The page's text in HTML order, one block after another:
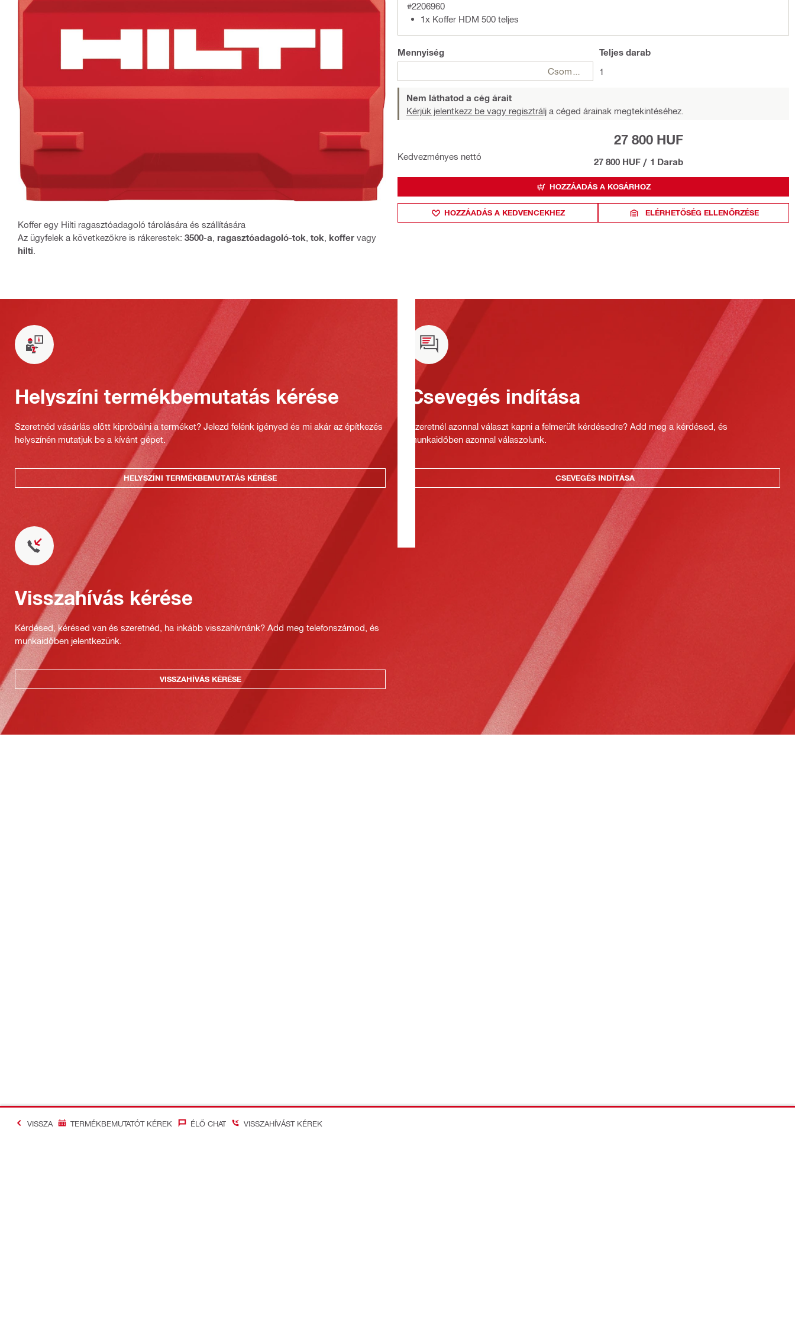
Koffer egy Hilti ragasztóadagoló tárolására és szállítására
Az ügyfelek a következőkre is rákerestek: 3500-a ragasztóadagoló-tok tok koffer vagy
hilti
#2206960
1x Koffer HDM 500 teljes
Mennyiség
Teljes darab
1
Nem láthatod a cég árait
Kérjük jelentkezz be vagy regisztrálj a céged árainak megtekintéséhez.
Kedvezményes nettó
27 800 HUF
27 800 HUF / 1 Darab
HOZZÁADÁS A KOSÁRHOZ
HOZZÁADÁS A KEDVENCEKHEZ ELÉRHETŐSÉG ELLENŐRZÉSE
Helyszíni termékbemutatás kérése
Szeretnéd vásárlás előtt kipróbálni a terméket? Jelezd felénk igényed és mi akár az építkezés
helyszínén mutatjuk be a kívánt gépet.
HELYSZÍNI TERMÉKBEMUTATÁS KÉRÉSE
Csevegés indítása
Szeretnél azonnal választ kapni a felmerült kérdésedre? Add meg a kérdésed, és
munkaidőben azonnal válaszolunk.
CSEVEGÉS INDÍTÁSA
Visszahívás kérése
Kérdésed, kérésed van és szeretnéd, ha inkább visszahívnánk? Add meg telefonszámod, és
munkaidőben jelentkezünk.
VISSZAHÍVÁS KÉRÉSE
VISSZA TERMÉKBEMUTATÓT KÉREK ÉLŐ CHAT VISSZAHÍVÁST KÉREK